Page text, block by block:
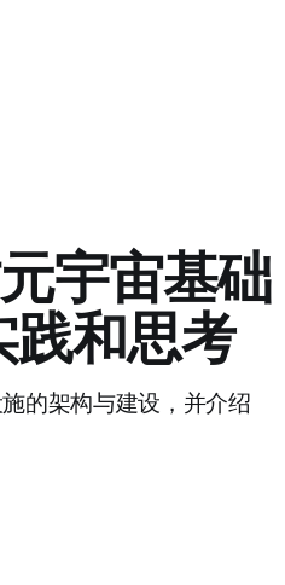
宇宙基础
践和思考
的架构与建设，并介绍